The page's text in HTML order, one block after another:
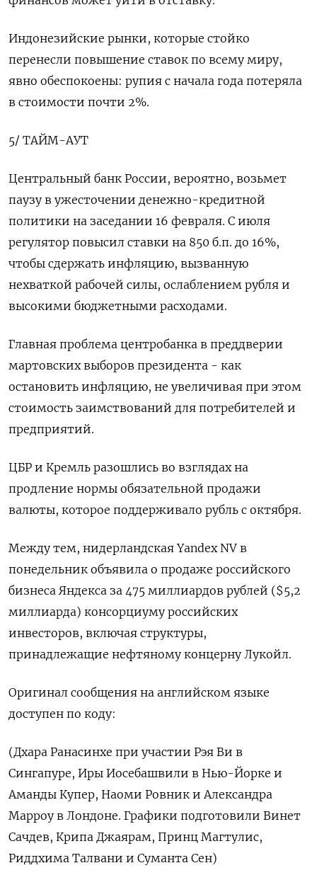
Индонезийские рынки, которые стойко
перенесли повышение ставок по всему миру,
явно обеспокоены: рупия с начала года потеряла
в стоимости почти 2%.
5/ ТАЙМ-АУТ
Центральный банк России, вероятно, возьмет
паузу в ужесточении денежно-кредитной
политики на заседании 16 февраля. С июля
регулятор повысил ставки на 850 б.п. до 16%,
чтобы сдержать инфляцию, вызванную
нехваткой рабочей силы, ослаблением рубля и
высокими бюджетными расходами.
Главная проблема центробанка в преддверии
мартовских выборов президента - как
остановить инфляцию, не увеличивая при этом
стоимость заимствований для потребителей и
предприятий.
ЦБР и Кремль разошлись во взглядах на
продление нормы обязательной продажи
валюты, которое поддерживало рубль с октября.
Между тем, нидерландская Yandex NV в
понедельник объявила о продаже российского
бизнеса Яндекса за 475 миллиардов рублей ($5,2
миллиарда) консорциуму российских
инвесторов, включая структуры,
принадлежащие нефтяному концерну Лукойл.
Оригинал сообщения на английском языке
доступен по коду:
(Дхара Ранасинхе при участии Рэя Ви в
Сингапуре, Иры Иосебашвили в Нью-Йорке и
Аманды Купер, Наоми Ровник и Александра
Марроу в Лондоне. Графики подготовили Винет
Сачдев, Крипа Джаярам, Принц Магтулис,
Риддхима Талвани и Суманта Сен)